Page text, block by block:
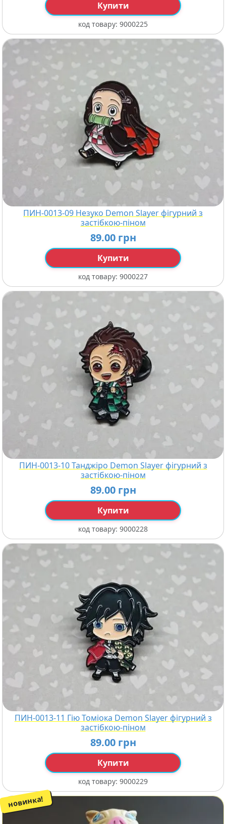
Купити
код товару: 9000225
ПИН-0013-09 Незуко Demon Slayer фігурний з
застібкою-піном
89.00 грн
Купити
код товару: 9000227
ПИН-0013-10 Танджіро Demon Slayer фігурний з
застібкою-піном
89.00 грн
Купити
код товару: 9000228
ПИН-0013-11 Гію Томіока Demon Slayer фігурний з
застібкою-піном
89.00 грн
Купити
код товару: 9000229
новинка!